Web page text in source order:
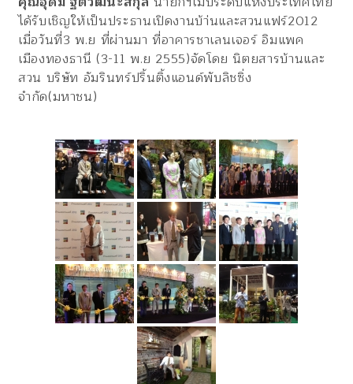
ได้รับเชิญให้เป็นประธานเปิดงานบ้า่นและสวนแฟร์2012
เมื่อวันที่3 พ.ย ที่ผ่านมา ที่อาคารชาเลนเจอร์ อิมแพค
เมืองทองธานี (3-11 พ.ย 2555)จัดโดย นิตยสารบ้านและ
สวน บริษัท อัมรินทร์ปริ้นติ้งแอนด์พับลิชซิ่ง
จำกัด(มหาชน)